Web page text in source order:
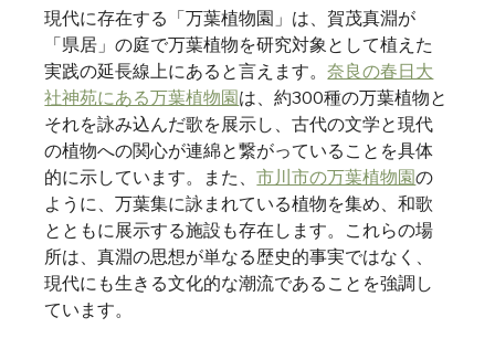
現代に存在する「万葉植物園」は、賀茂真淵が
「県居」の庭で万葉植物を研究対象として植えた
実践の延長線上にあると言えます。奈良の春日大
社神苑にある万葉植物園は、約300種の万葉植物と
それを詠み込んだ歌を展示し、古代の文学と現代
の植物への関心が連綿と繋がっていることを具体
的に示しています。また、市川市の万葉植物園の
ように、万葉集に詠まれている植物を集め、和歌
とともに展示する施設も存在します。これらの場
所は、真淵の思想が単なる歴史的事実ではなく、
現代にも生きる文化的な潮流であることを強調し
ています。